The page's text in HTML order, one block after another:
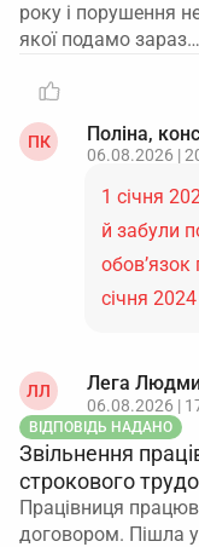
року і порушення
якої подамо зараз…
ПК Поліна,
06.08.2026 |
1 січня
й забули
січня
ЛЛ Лега
06.08.2026 |
ВІДПОВІДЬ НАДАНО
Звільнення
строкового
Працівниця
договором. Пішла